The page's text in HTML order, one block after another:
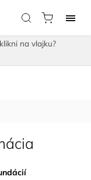
na vlajku?